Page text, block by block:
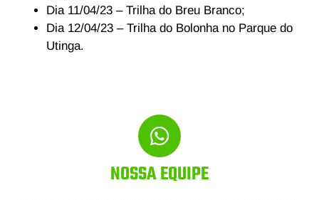
Dia 11/04/23 – Trilha do Breu Branco;
Dia 12/04/23 – Trilha do Bolonha no Parque do
Utinga.
NOSSA EQUIPE